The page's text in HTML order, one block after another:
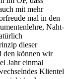
mit mehr
mal in den
Naht-
dieser
den können wir
Jahr einmal
Klientel